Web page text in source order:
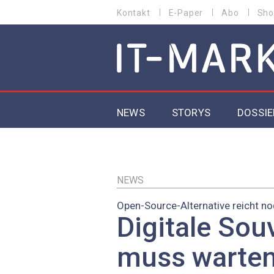
zum
MENU
Kontakt E-Paper Abo
MAIN NAVIGATION
NEWS STORYS
EU-
NEWS
Open-Source-Alternative reicht
Digitale
muss